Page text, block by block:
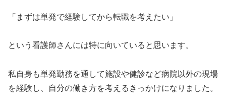
「まずは単発で経験してから転職を考えたい」
という看護師さんには特に向いていると思います。
私自身も単発勤務を通して施設や健診など病院以外の現場
を経験し、自分の働き方を考えるきっかけになりました。